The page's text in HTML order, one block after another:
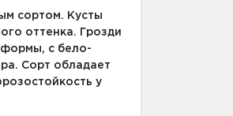
сортом. Кусты
оттенка. Грозди
формы, с бело-
Сорт обладает
у